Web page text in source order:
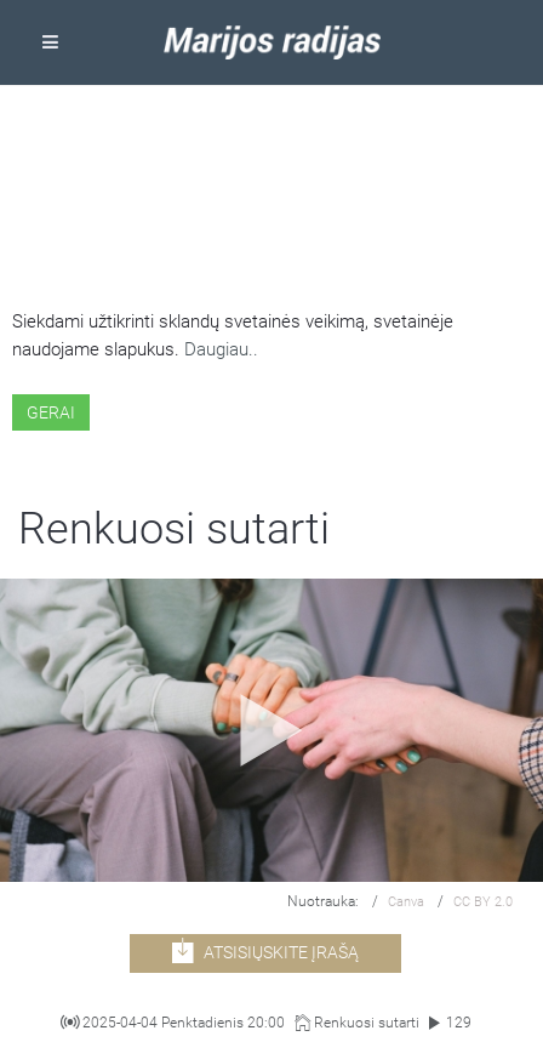
Siekdami užtikrinti sklandų svetainės veikimą, svetainėje
naudojame slapukus. Daugiau..
GERAI
Renkuosi sutarti
Nuotrauka: / Canva / CC BY 2.0
ATSISIŲSKITE ĮRAŠĄ
2025-04-04 Penktadienis 20:00 Renkuosi sutarti 129